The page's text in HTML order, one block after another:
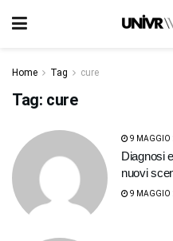
Home Tag cure
Tag: cure
9 MAGGIO
Diagnosi
nuovi
9 MAGGIO